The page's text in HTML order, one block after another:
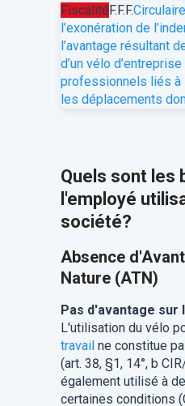
FiscalitéF.F.F.
l’exonération de
l’avantage résultant
d’un vélo
professionnels liés à
les déplacements
Quels sont les
l'employé
société?
Absence
Nature (ATN)
Pas d'avantage sur
L'utilisation du vélo
travailne constitue
(art. 38, §1, 14°, b
également utilisé à
certaines conditions